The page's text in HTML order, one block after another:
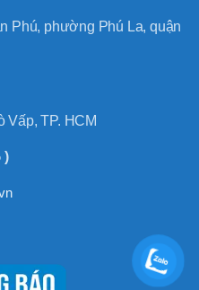
Phú, phường Phú La, quận
Vấp, TP. HCM
)